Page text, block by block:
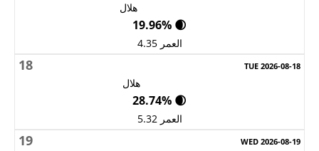
هلال
🌒 19.96%
العمر 4.35
18
هلال
🌒 28.74%
العمر 5.32
19